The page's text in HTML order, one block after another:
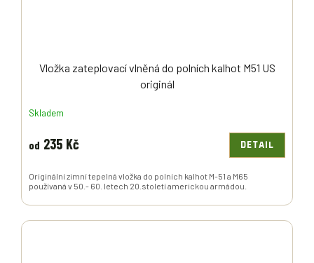
Vložka zateplovací vlněná do polních kalhot M51 US
originál
Skladem
od 235 Kč DETAIL
Originální zimní tepelná vložka do polních kalhot M-51 a M65
používaná v 50.- 60. letech 20.století americkou armádou.